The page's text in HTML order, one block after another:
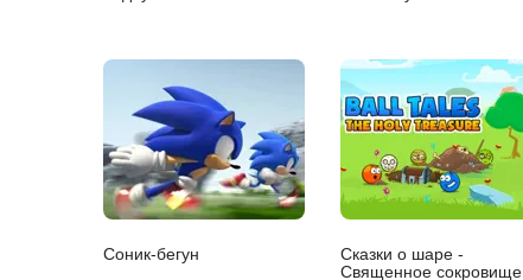
Соник-бегун
Сказки о шаре -
Священное сокровище